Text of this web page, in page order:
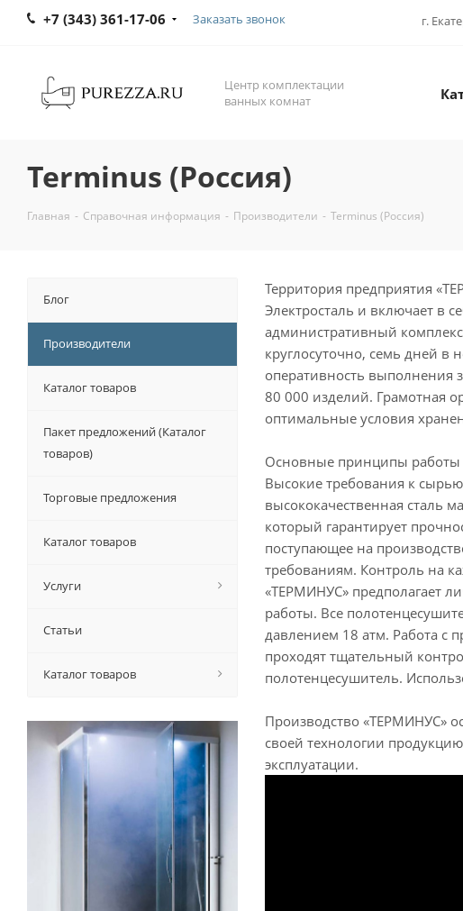
+7 (343) 361-17-06 Заказать звонок г.
Центр комплектации
ванных комнат
Terminus (Россия)
Главная - Справочная информация - Производители - Terminus (Россия)
Территория предприятия
Электросталь и включает в
административный
круглосуточно, семь дней в
оперативность выполнения
80 000 изделий. Грамотная
оптимальные условия
Основные принципы работы
Высокие требования к
высококачественная сталь
который гарантирует
поступающее на
требованиям. Контроль на
«ТЕРМИНУС» предполагает
работы. Все
давлением 18 атм. Работа с
проходят тщательный
полотенцесушитель.
Производство «ТЕРМИНУС»
своей технологии
эксплуатации.
Блог
Производители
Каталог товаров
Пакет предложений (Каталог
товаров)
Торговые предложения
Каталог товаров
Услуги
Статьи
Каталог товаров